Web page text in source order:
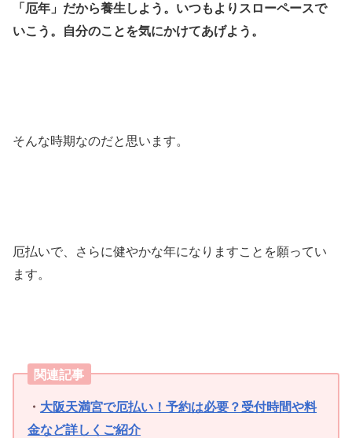
「厄年」だから養生しよう。いつもよりスローペースで
いこう。自分のことを気にかけてあげよう。
そんな時期なのだと思います。
厄払いで、さらに健やかな年になりますことを願ってい
ます。
関連記事
・ 大阪天満宮で厄払い！予約は必要？受付時間や料
金など詳しくご紹介